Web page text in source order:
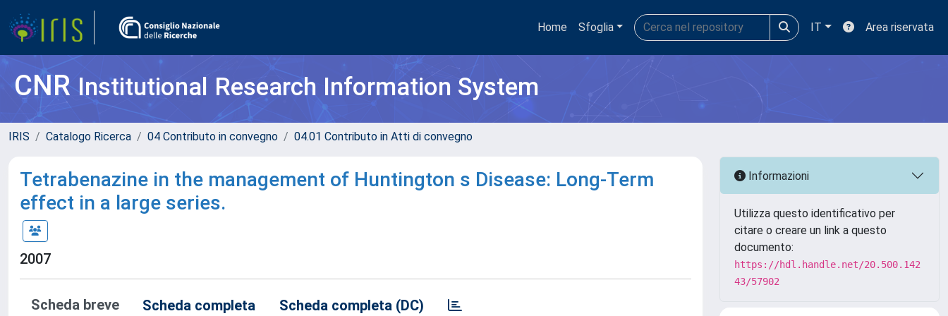
Home Sfoglia IT Area riservata
CNRInstitutional Research Information System
IRIS Catalogo Ricerca 04 Contributo in convegno 04.01 Contributo in Atti di convegno
Tetrabenazine in the management of Huntington s Disease: Long-Term
effect in a large series.
2007
Scheda breve Scheda completa Scheda completa (DC)
Informazioni
Utilizza questo identificativo per
citare o creare un link a questo
documento:
https://hdl.handle.net/20.500.142
43/57902